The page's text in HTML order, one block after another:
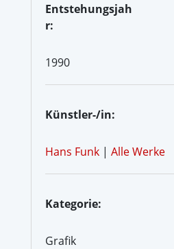
Entstehungsjah
r:
1990
Künstler-/in:
Hans Funk | Alle Werke
Kategorie:
Grafik